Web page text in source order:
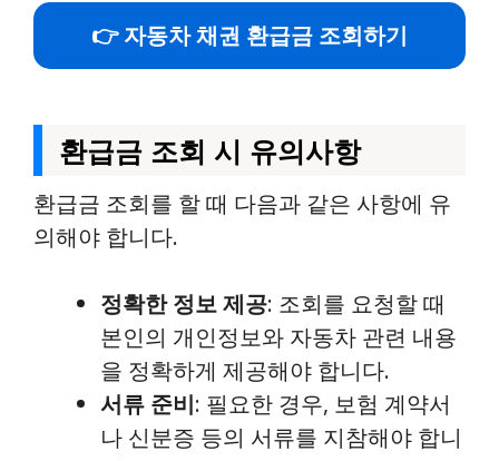
👉 자동차 채권 환급금 조회하기
환급금 조회 시 유의사항
환급금 조회를 할 때 다음과 같은 사항에 유
의해야 합니다.
정확한 정보 제공: 조회를 요청할 때
본인의 개인정보와 자동차 관련 내용
을 정확하게 제공해야 합니다.
서류 준비: 필요한 경우, 보험 계약서
나 신분증 등의 서류를 지참해야 합니